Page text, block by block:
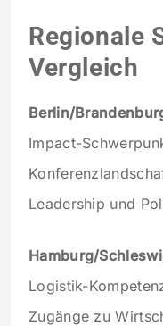
Regionale
Vergleich
Berlin/
Impact-
Leadership und
Hamburg/
Logistik-
Zugänge zu